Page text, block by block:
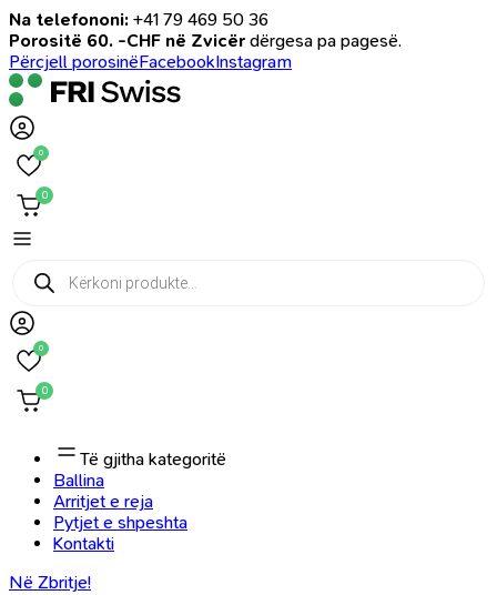
Na telefononi: +41 79 469 50 36
Porositë 60. -CHF në Zvicër dërgesa pa pagesë.
Përcjell porosinëFacebookInstagram
0
0
Products
search
0
0
Të gjitha kategoritë
Ballina
Arritjet e reja
Pytjet e shpeshta
Kontakti
Në Zbritje!